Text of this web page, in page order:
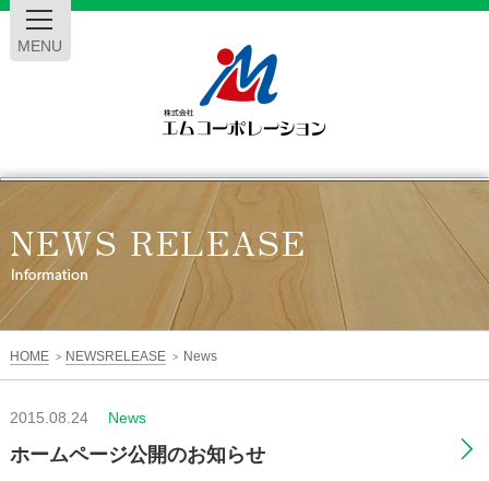
MENU
エ
ム
コ
ー
ポ
レ
HOME > NEWSRELEASE > News
2015.08.24 News
ホームページ公開のお知らせ